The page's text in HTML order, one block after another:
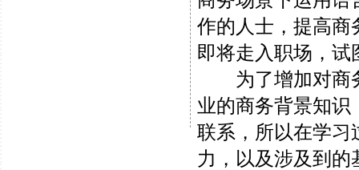
作的人士，提高商
即将走入职场，试
为了增加对商务
业的商务背景知识
联系，所以在学习
力，以及涉及到